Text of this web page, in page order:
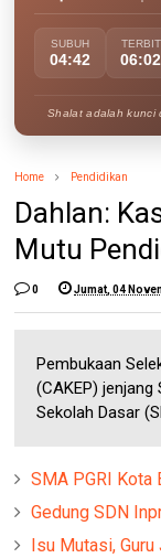
SUBUH
04:42
TERBIT
06:02
Shalat adalah kunci
Home Pendidikan
Dahlan:
Mutu
0 Jumat, 04
Pembukaan
(CAKEP) jenjang
Sekolah Dasar
SMA PGRI Kota
Gedung SDN
Isu Mutasi,